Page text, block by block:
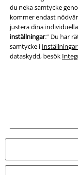
du neka samtycke
kommer endast
justera dina
inställningar.” Du har
samtycke i
dataskydd, besök
Avfallshantering och
Försäkran om
Information om